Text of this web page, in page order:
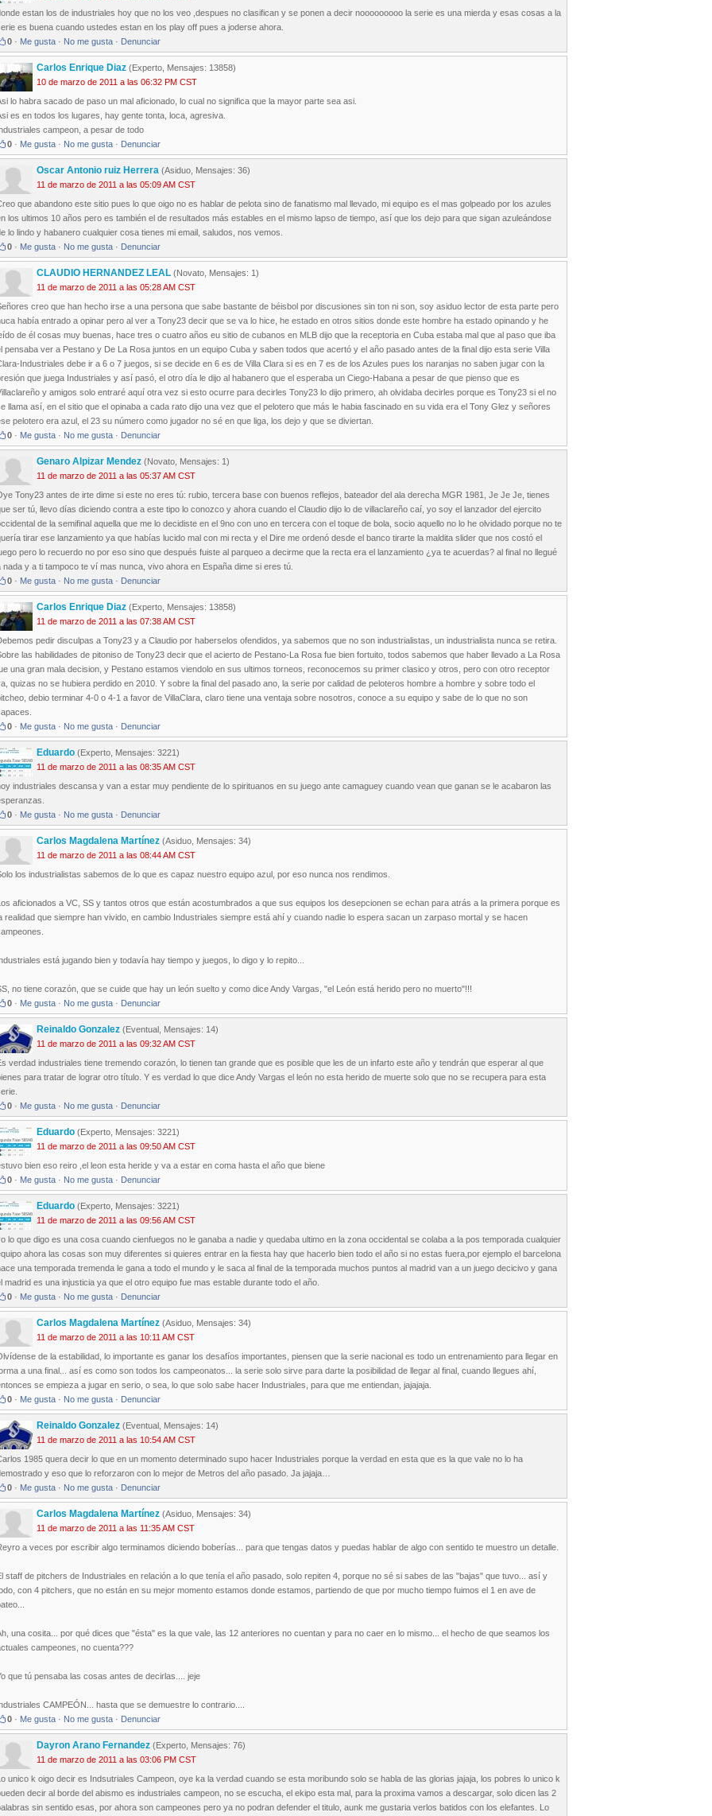
estan los de industriales hoy que no los veo ,despues no clasifican y se ponen a decir nooooooooo la serie es una mierda y esas cosas a la
es buena cuando ustedes estan en los play off pues a joderse ahora.
0 · Me gusta · No me gusta · Denunciar
Carlos Enrique Diaz (Experto, Mensajes: 13858)
10 de marzo de 2011 a las 06:32 PM CST
lo habra sacado de paso un mal aficionado, lo cual no significa que la mayor parte sea asi.
es en todos los lugares, hay gente tonta, loca, agresiva.
campeon, a pesar de todo
0 · Me gusta · No me gusta · Denunciar
Oscar Antonio ruiz Herrera (Asiduo, Mensajes: 36)
11 de marzo de 2011 a las 05:09 AM CST
que abandono este sitio pues lo que oigo no es hablar de pelota sino de fanatismo mal llevado, mi equipo es el mas golpeado por los azules
los ultimos 10 años pero es también el de resultados más estables en el mismo lapso de tiempo, así que los dejo para que sigan azuleándose
lo lindo y habanero cualquier cosa tienes mi email, saludos, nos vemos.
0 · Me gusta · No me gusta · Denunciar
CLAUDIO HERNANDEZ LEAL (Novato, Mensajes: 1)
11 de marzo de 2011 a las 05:28 AM CST
creo que han hecho irse a una persona que sabe bastante de béisbol por discusiones sin ton ni son, soy asiduo lector de esta parte pero
había entrado a opinar pero al ver a Tony23 decir que se va lo hice, he estado en otros sitios donde este hombre ha estado opinando y he
de él cosas muy buenas, hace tres o cuatro años eu sitio de cubanos en MLB dijo que la receptoria en Cuba estaba mal que al paso que iba
pensaba ver a Pestano y De La Rosa juntos en un equipo Cuba y saben todos que acertó y el año pasado antes de la final dijo esta serie Villa
Industriales debe ir a 6 o 7 juegos, si se decide en 6 es de Villa Clara si es en 7 es de los Azules pues los naranjas no saben jugar con la
que juega Industriales y así pasó, el otro día le dijo al habanero que el esperaba un Ciego-Habana a pesar de que pienso que es
y amigos solo entraré aquí otra vez si esto ocurre para decirles Tony23 lo dijo primero, ah olvidaba decirles porque es Tony23 si el no
llama así, en el sitio que el opinaba a cada rato dijo una vez que el pelotero que más le habia fascinado en su vida era el Tony Glez y señores
pelotero era azul, el 23 su número como jugador no sé en que liga, los dejo y que se diviertan.
0 · Me gusta · No me gusta · Denunciar
Genaro Alpizar Mendez (Novato, Mensajes: 1)
11 de marzo de 2011 a las 05:37 AM CST
Tony23 antes de irte dime si este no eres tú: rubio, tercera base con buenos reflejos, bateador del ala derecha MGR 1981, Je Je Je, tienes
ser tú, llevo días diciendo contra a este tipo lo conozco y ahora cuando el Claudio dijo lo de villaclareño caí, yo soy el lanzador del ejercito
de la semifinal aquella que me lo decidiste en el 9no con uno en tercera con el toque de bola, socio aquello no lo he olvidado porque no te
tirar ese lanzamiento ya que habías lucido mal con mi recta y el Dire me ordenó desde el banco tirarte la maldita slider que nos costó el
pero lo recuerdo no por eso sino que después fuiste al parqueo a decirme que la recta era el lanzamiento ¿ya te acuerdas? al final no llegué
nada y a ti tampoco te ví mas nunca, vivo ahora en España dime si eres tú.
0 · Me gusta · No me gusta · Denunciar
Carlos Enrique Diaz (Experto, Mensajes: 13858)
11 de marzo de 2011 a las 07:38 AM CST
pedir disculpas a Tony23 y a Claudio por haberselos ofendidos, ya sabemos que no son industrialistas, un industrialista nunca se retira.
las habilidades de pitoniso de Tony23 decir que el acierto de Pestano-La Rosa fue bien fortuito, todos sabemos que haber llevado a La Rosa
una gran mala decision, y Pestano estamos viendolo en sus ultimos torneos, reconocemos su primer clasico y otros, pero con otro receptor
quizas no se hubiera perdido en 2010. Y sobre la final del pasado ano, la serie por calidad de peloteros hombre a hombre y sobre todo el
debio terminar 4-0 o 4-1 a favor de VillaClara, claro tiene una ventaja sobre nosotros, conoce a su equipo y sabe de lo que no son
0 · Me gusta · No me gusta · Denunciar
Eduardo (Experto, Mensajes: 3221)
11 de marzo de 2011 a las 08:35 AM CST
industriales descansa y van a estar muy pendiente de lo spirituanos en su juego ante camaguey cuando vean que ganan se le acabaron las
0 · Me gusta · No me gusta · Denunciar
Carlos Magdalena Martínez (Asiduo, Mensajes: 34)
11 de marzo de 2011 a las 08:44 AM CST
los industrialistas sabemos de lo que es capaz nuestro equipo azul, por eso nunca nos rendimos.
aficionados a VC, SS y tantos otros que están acostumbrados a que sus equipos los desepcionen se echan para atrás a la primera porque es
realidad que siempre han vivido, en cambio Industriales siempre está ahí y cuando nadie lo espera sacan un zarpaso mortal y se hacen
está jugando bien y todavía hay tiempo y juegos, lo digo y lo repito...
no tiene corazón, que se cuide que hay un león suelto y como dice Andy Vargas, "el León está herido pero no muerto"!!!
0 · Me gusta · No me gusta · Denunciar
Reinaldo Gonzalez (Eventual, Mensajes: 14)
11 de marzo de 2011 a las 09:32 AM CST
verdad industriales tiene tremendo corazón, lo tienen tan grande que es posible que les de un infarto este año y tendrán que esperar al que
para tratar de lograr otro título. Y es verdad lo que dice Andy Vargas el león no esta herido de muerte solo que no se recupera para esta
0 · Me gusta · No me gusta · Denunciar
Eduardo (Experto, Mensajes: 3221)
11 de marzo de 2011 a las 09:50 AM CST
bien eso reiro ,el leon esta heride y va a estar en coma hasta el año que biene
0 · Me gusta · No me gusta · Denunciar
Eduardo (Experto, Mensajes: 3221)
11 de marzo de 2011 a las 09:56 AM CST
lo que digo es una cosa cuando cienfuegos no le ganaba a nadie y quedaba ultimo en la zona occidental se colaba a la pos temporada cualquier
ahora las cosas son muy diferentes si quieres entrar en la fiesta hay que hacerlo bien todo el año si no estas fuera,por ejemplo el barcelona
una temporada tremenda le gana a todo el mundo y le saca al final de la temporada muchos puntos al madrid van a un juego decicivo y gana
madrid es una injusticia ya que el otro equipo fue mas estable durante todo el año.
0 · Me gusta · No me gusta · Denunciar
Carlos Magdalena Martínez (Asiduo, Mensajes: 34)
11 de marzo de 2011 a las 10:11 AM CST
de la estabilidad, lo importante es ganar los desafíos importantes, piensen que la serie nacional es todo un entrenamiento para llegar en
a una final... así es como son todos los campeonatos... la serie solo sirve para darte la posibilidad de llegar al final, cuando llegues ahí,
se empieza a jugar en serio, o sea, lo que solo sabe hacer Industriales, para que me entiendan, jajajaja.
0 · Me gusta · No me gusta · Denunciar
Reinaldo Gonzalez (Eventual, Mensajes: 14)
11 de marzo de 2011 a las 10:54 AM CST
1985 quera decir lo que en un momento determinado supo hacer Industriales porque la verdad en esta que es la que vale no lo ha
y eso que lo reforzaron con lo mejor de Metros del año pasado. Ja jajaja…
0 · Me gusta · No me gusta · Denunciar
Carlos Magdalena Martínez (Asiduo, Mensajes: 34)
11 de marzo de 2011 a las 11:35 AM CST
a veces por escribir algo terminamos diciendo boberías... para que tengas datos y puedas hablar de algo con sentido te muestro un detalle.
staff de pitchers de Industriales en relación a lo que tenía el año pasado, solo repiten 4, porque no sé si sabes de las "bajas" que tuvo... así y
con 4 pitchers, que no están en su mejor momento estamos donde estamos, partiendo de que por mucho tiempo fuimos el 1 en ave de
una cosita... por qué dices que "ésta" es la que vale, las 12 anteriores no cuentan y para no caer en lo mismo... el hecho de que seamos los
campeones, no cuenta???
que tú pensaba las cosas antes de decirlas.... jeje
CAMPEÓN... hasta que se demuestre lo contrario....
0 · Me gusta · No me gusta · Denunciar
Dayron Arano Fernandez (Experto, Mensajes: 76)
11 de marzo de 2011 a las 03:06 PM CST
unico k oigo decir es Indsutriales Campeon, oye ka la verdad cuando se esta moribundo solo se habla de las glorias jajaja, los pobres lo unico k
decir al borde del abismo es industriales campeon, no se escucha, el ekipo esta mal, para la proxima vamos a descargar, solo dicen las 2
sin sentido esas, por ahora son campeones pero ya no podran defender el titulo, aunk me gustaria verlos batidos con los elefantes. Lo